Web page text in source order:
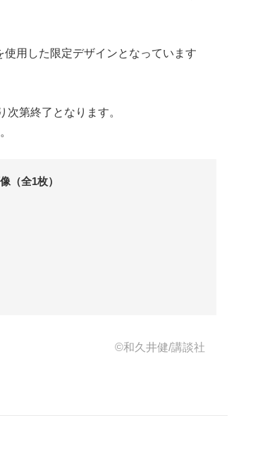
用した限定デザインとなっています
第終了となります。
（全1枚）
©和久井健/講談社